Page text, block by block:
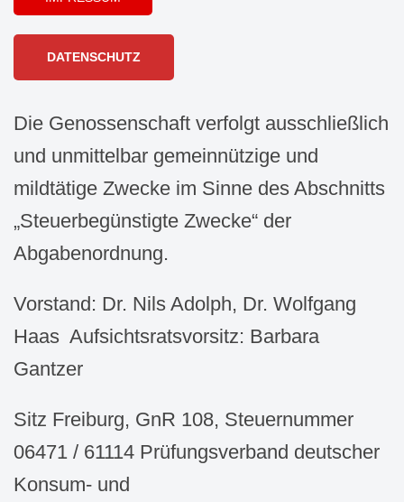
DATENSCHUTZ
Die Genossenschaft verfolgt ausschließlich
und unmittelbar gemeinnützige und
mildtätige Zwecke im Sinne des Abschnitts
„Steuerbegünstigte Zwecke“ der
Abgabenordnung.
Vorstand: Dr. Nils Adolph, Dr. Wolfgang
Haas Aufsichtsratsvorsitz: Barbara
Gantzer
Sitz Freiburg, GnR 108, Steuernummer
06471 / 61114 Prüfungsverband deutscher
Konsum- und